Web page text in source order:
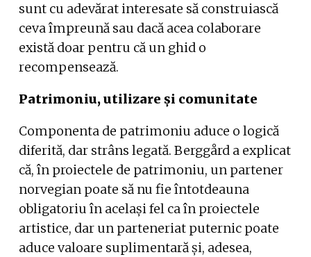
sunt cu adevărat interesate să construiască
ceva împreună sau dacă acea colaborare
există doar pentru că un ghid o
recompensează.
Patrimoniu, utilizare și comunitate
Componenta de patrimoniu aduce o logică
diferită, dar strâns legată. Berggård a explicat
că, în proiectele de patrimoniu, un partener
norvegian poate să nu fie întotdeauna
obligatoriu în același fel ca în proiectele
artistice, dar un parteneriat puternic poate
aduce valoare suplimentară și, adesea,